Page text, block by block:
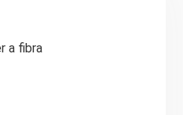
a fibra